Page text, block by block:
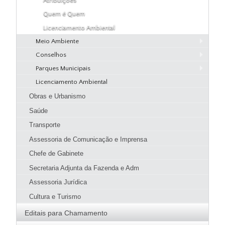
Quem é Quem
Licenciamento Ambiental
Meio Ambiente
Serviços SMMA
Educação Ambiental
Denúncias
Uso de produtos e subprodutos florestais
Download
Fiscalização
Legislação
Galeria de Imagens
Conselhos
Codema
Parques Municipais
Parque Natural Municipal Dona Ziza
Licenciamento Ambiental
Obras e Urbanismo
Saúde
Transporte
Assessoria de Comunicação e Imprensa
Chefe de Gabinete
Secretaria Adjunta da Fazenda e Adm
Assessoria Jurídica
Cultura e Turismo
Editais para Chamamento